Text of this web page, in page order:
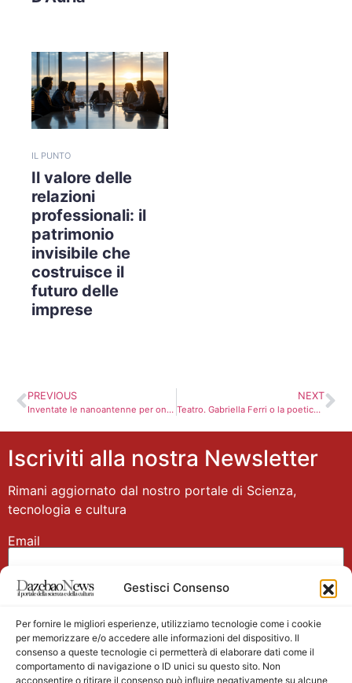
Gestisci Consenso
Per fornire le migliori esperienze, utilizziamo tecnologie come i cookie
per memorizzare e/o accedere alle informazioni del dispositivo. Il
consenso a queste tecnologie ci permetterà di elaborare dati come il
comportamento di navigazione o ID unici su questo sito. Non
acconsentire o ritirare il consenso può influire negativamente su alcune
IL PUNTO
Il valore delle
relazioni
professionali: il
patrimonio
invisibile che
costruisce il
futuro delle
imprese
PREVIOUS
Inventate le nanoantenne per onde di spin: più vicini i calcolatori analogici super efficienti
NEXT
Teatro. Gabriella Ferri o la poetica del “canto contro”
Iscriviti alla nostra Newsletter
Rimani aggiornato dal nostro portale di Scienza,
tecnologia e cultura
Email
Nome